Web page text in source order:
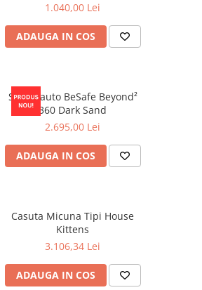
1.040,00 Lei
ADAUGA IN COS
Scaun auto BeSafe Beyond²
360 Dark Sand
2.695,00 Lei
ADAUGA IN COS
Casuta Micuna Tipi House
Kittens
3.106,34 Lei
ADAUGA IN COS